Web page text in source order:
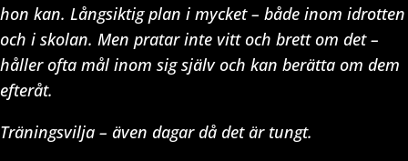
hon kan. Långsiktig plan i mycket – både inom idrotten
och i skolan. Men pratar inte vitt och brett om det –
håller ofta mål inom sig själv och kan berätta om dem
efteråt.
Träningsvilja – även dagar då det är tungt.